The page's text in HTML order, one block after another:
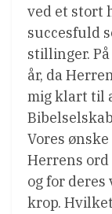
ved et stort
succesfuld
stillinger.
år, da
mig klart til
Vores
Herrens
og for
krop.